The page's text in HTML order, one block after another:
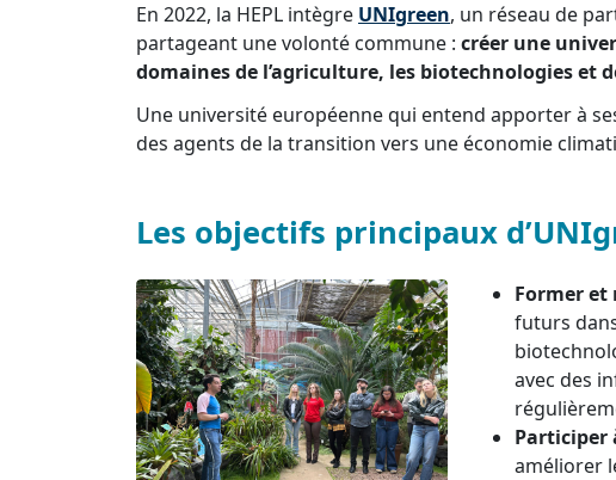
En 2022, la HEPL intègre UNIgreen, un réseau de
partageant une volonté commune : créer une
domaines de l’agriculture, les biotechnologies et
Une université européenne qui entend apporter à
des agents de la transition vers une économie
Les objectifs principaux
Former et
futurs
avec des
Participer
améliorer